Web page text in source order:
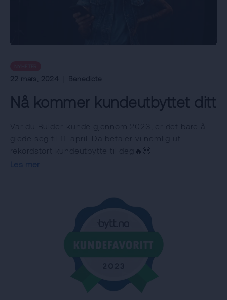
22 mars, 2024 | Benedicte
Nå kommer kundeutbyttet ditt
Var du Bulder-kunde gjennom 2023, er det bare å
glede seg til 11. april. Da betaler vi nemlig ut
rekordstort kundeutbytte til deg🔥😎
Les mer